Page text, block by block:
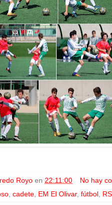
Royo en 22:11:00
No hay
cadete EM El Olivar, fútbol